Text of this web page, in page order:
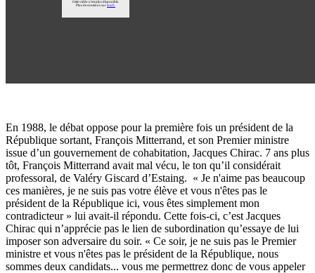
En 1988, le débat oppose pour la première fois un président de la
République sortant, François Mitterrand, et son Premier ministre
issue d’un gouvernement de cohabitation, Jacques Chirac. 7 ans plus
tôt, François Mitterrand avait mal vécu, le ton qu’il considérait
professoral, de Valéry Giscard d’Estaing. « Je n'aime pas beaucoup
ces manières, je ne suis pas votre élève et vous n'êtes pas le
président de la République ici, vous êtes simplement mon
contradicteur » lui avait-il répondu. Cette fois-ci, c’est Jacques
Chirac qui n’apprécie pas le lien de subordination qu’essaye de lui
imposer son adversaire du soir. « Ce soir, je ne suis pas le Premier
ministre et vous n'êtes pas le président de la République, nous
sommes deux candidats... vous me permettrez donc de vous appeler